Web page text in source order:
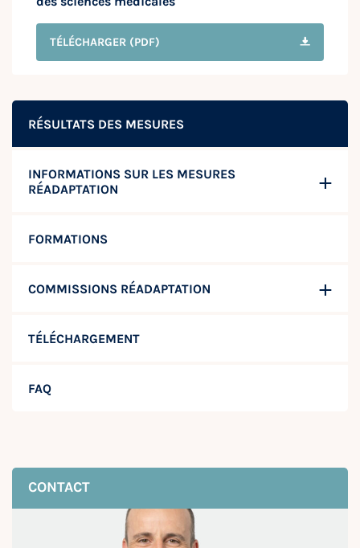
RÉSULTATS DES MESURES
INFORMATIONS SUR LES MESURES
RÉADAPTATION
FORMATIONS
COMMISSIONS RÉADAPTATION
TÉLÉCHARGEMENT
FAQ
CONTACT
TÉLÉCHARGER (PDF)